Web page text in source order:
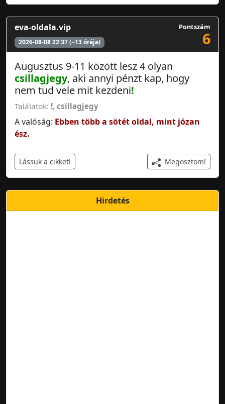
eva-oldala.vip
2026-08-08 22:37 (~13 órája)
Pontszám
6
Augusztus 9-11 között lesz 4 olyan
csillagjegy, aki annyi pénzt kap, hogy
nem tud vele mit kezdeni!
Találatok: !, csillagjegy
A valóság: Ebben több a sötét oldal, mint józan
ész.
Lássuk a cikket! Megosztom!
Hirdetés